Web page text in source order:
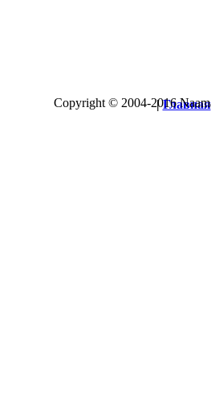
|Главная
Copyright © 2004-2016